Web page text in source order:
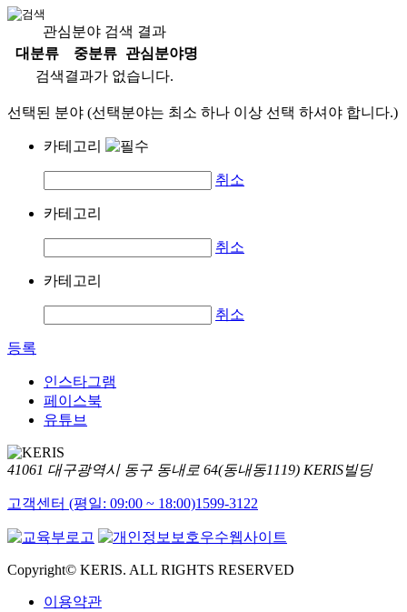
관심분야 검색 결과
대분류
중분류
관심분야명
검색결과가 없습니다.
선택된 분야 (선택분야는 최소 하나 이상 선택 하셔야 합니다.)
카테고리
취소
카테고리
취소
카테고리
취소
등록
인스타그램
페이스북
유튜브
41061 대구광역시 동구 동내로 64(동내동1119) KERIS빌딩
고객센터 (평일: 09:00 ~ 18:00)1599-3122
Copyright© KERIS. ALL RIGHTS RESERVED
이용약관